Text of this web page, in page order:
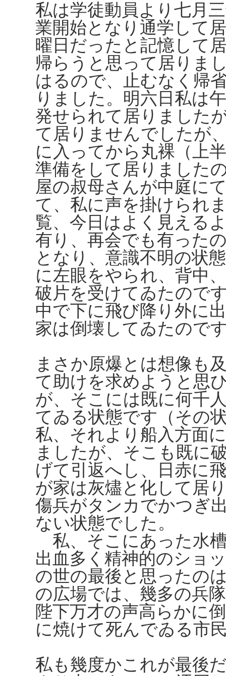
私は学徒動員より七月
業開始となり通学して
曜日だったと記憶して
帰らうと思って居りま
はるので、止むなく帰
りました。明六日私は
発せられて居りました
て居りませんでしたが
に入ってから丸裸（上
準備をして居りました
屋の叔母さんが中庭に
て、私に声を掛けられ
覧、今日はよく見える
有り、再会でも有った
となり、意識不明の状
に左眼をやられ、背中
破片を受けてゐたので
中で下に飛び降り外に
家は倒壊してゐたので
まさか原爆とは想像も
て助けを求めようと思
が、そこには既に何千
てゐる状態です（その
私、それより船入方面
ましたが、そこも既に
げて引返へし、日赤に
が家は灰燼と化して居
傷兵がタンカでかつぎ
ない状態でした。
私、そこにあった水
出血多く精神的のショ
の世の最後と思ったの
の広場では、幾多の兵
陛下万才の声高らかに
に焼けて死んでゐる市
私も幾度かこれが最後